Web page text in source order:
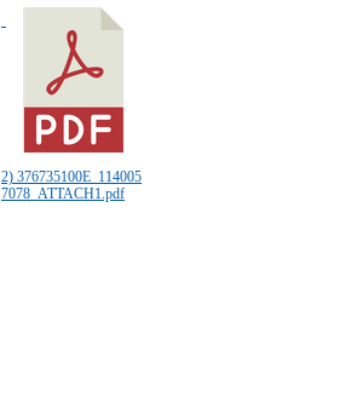
2) 376735100E_114005
7078_ATTACH1.pdf